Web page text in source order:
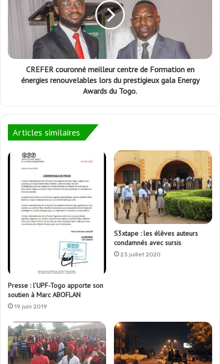
CREFER couronné meilleur centre de Formation en
énergies renouvelables lors du prestigieux gala Energy
Awards du Togo.
Articles similaires
Presse : l’UPF-Togo apporte son
soutien à Marc ABOFLAN
19 juin 2019
S3xtape : les élèves auteurs
condamnés avec sursis
23 juillet 2020